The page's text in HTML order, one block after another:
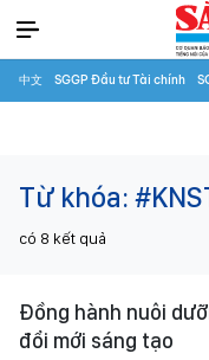
中文 SGGP Đầu tư Tài chính
Từ khóa:
có 8 kết quả
Đồng hành nuôi
đổi mới sáng tạo